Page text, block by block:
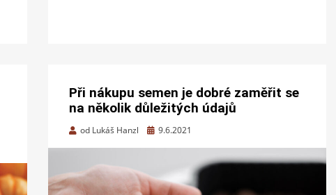
Při nákupu semen je dobré zaměřit se
na několik důležitých údajů
od Lukáš Hanzl
Zveřejněno
9.6.2021